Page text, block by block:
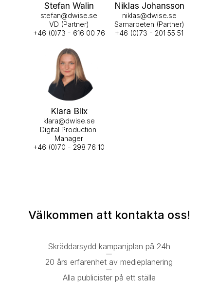
Stefan Walin
stefan@dwise.se
VD (Partner)
+46 (0)73 - 616 00 76
Niklas Johansson
niklas@dwise.se
Samarbeten (Partner)
+46 (0)73 - 201 55 51
Klara Blix
klara@dwise.se
Digital Production
Manager
+46 (0)70 - 298 76 10
Välkommen att kontakta oss!
Skräddarsydd kampanjplan på 24h
20 års erfarenhet av medieplanering
Alla publicister på ett ställe